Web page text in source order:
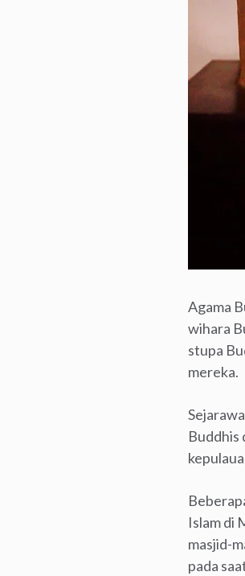
Agama
wihara
stupa
mereka.
Buddhis
Islam di
masjid-
pada